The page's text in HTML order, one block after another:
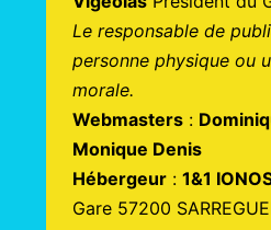
Le responsable de
personne physique ou
morale.
Webmasters:
Monique Denis
Hébergeur: 1&1
Gare 57200